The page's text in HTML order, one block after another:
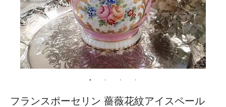
フランスポーセリン 薔薇花紋アイスペール